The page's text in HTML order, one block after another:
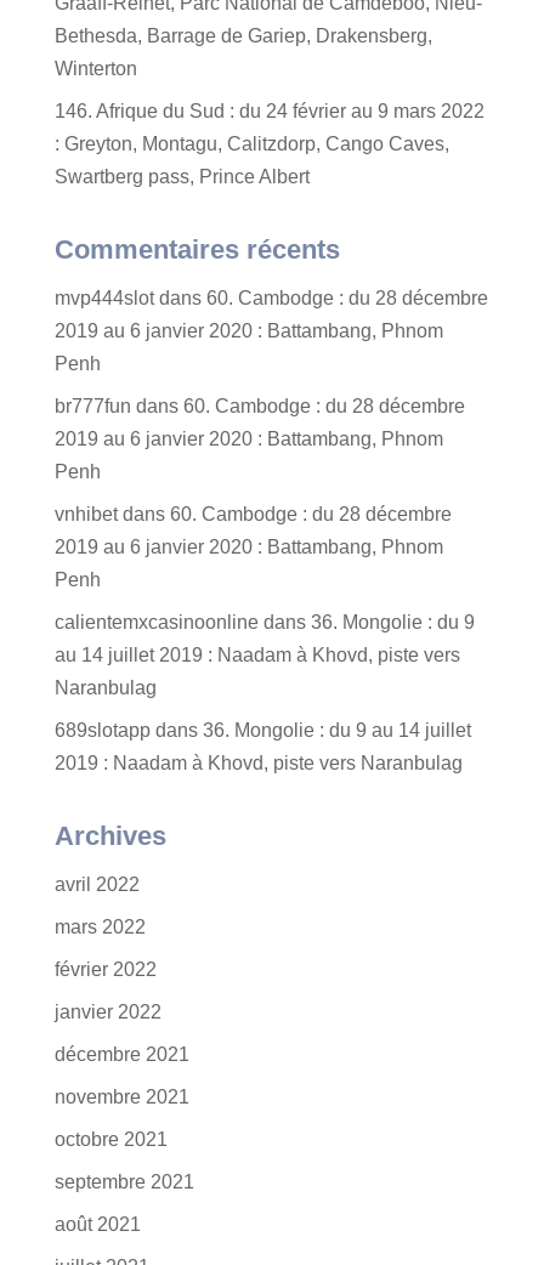
Bethesda, Barrage de Gariep, Drakensberg,
Winterton
146. Afrique du Sud : du 24 février au 9 mars 2022
: Greyton, Montagu, Calitzdorp, Cango Caves,
Swartberg pass, Prince Albert
Commentaires récents
mvp444slotdans 60. Cambodge : du 28 décembre
2019 au 6 janvier 2020 : Battambang, Phnom
Penh
br777fun dans 60. Cambodge : du 28 décembre
2019 au 6 janvier 2020 : Battambang, Phnom
Penh
vnhibetdans 60. Cambodge : du 28 décembre
2019 au 6 janvier 2020 : Battambang, Phnom
Penh
calientemxcasinoonlinedans 36. Mongolie : du 9
au 14 juillet 2019 : Naadam à Khovd, piste vers
Naranbulag
689slotappdans 36. Mongolie : du 9 au 14 juillet
2019 : Naadam à Khovd, piste vers Naranbulag
Archives
avril 2022
mars 2022
février 2022
janvier 2022
décembre 2021
novembre 2021
octobre 2021
septembre 2021
août 2021